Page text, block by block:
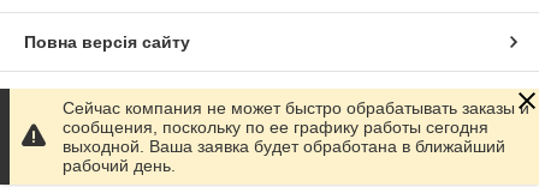
Повна версія сайту
Сайт створено на маркетплейсі Prom.ua
Політика конфіденційності
Сейчас компания не может быстро обрабатывать заказы и
сообщения, поскольку по ее графику работы сегодня
выходной. Ваша заявка будет обработана в ближайший
рабочий день.